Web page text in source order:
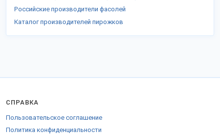
Российские производители фасолей
Каталог производителей пирожков
СПРАВКА
Пользовательское соглашение
Политика конфиденциальности